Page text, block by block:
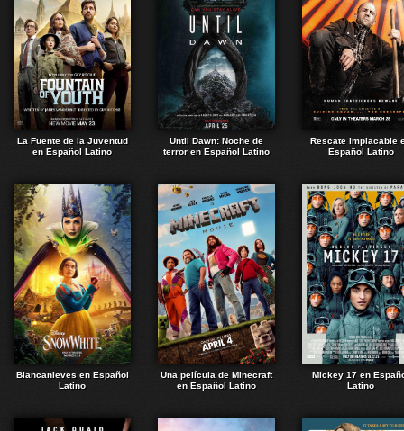
La Fuente de la Juventud
en Español Latino
Until Dawn: Noche de
terror en Español Latino
Rescate implacable
Español Latino
Blancanieves en Español
Latino
Una película de Minecraft
en Español Latino
Mickey 17 en
Latino